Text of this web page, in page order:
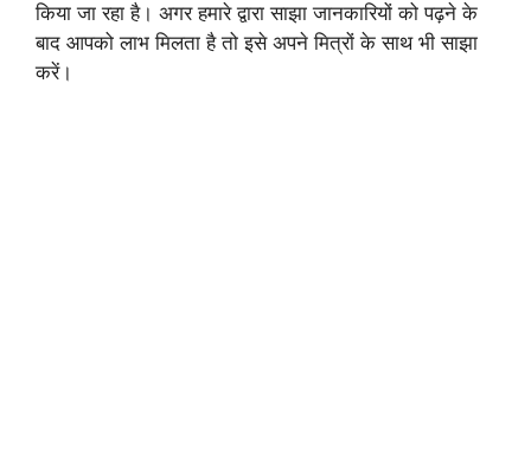
किया जा रहा है। अगर हमारे द्वारा साझा जानकारियों को पढ़ने के
बाद आपको लाभ मिलता है तो इसे अपने मित्रों के साथ भी साझा
करें।